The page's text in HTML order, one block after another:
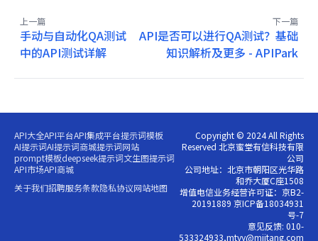
上一篇
手动与自动化QA测试
中的API测试详解
下一篇
API是否可以进行QA测试？基础
知识解析及更多 - APIPark
API大全API平台API集成平台提示词模板
AI提示词AI提示词商城提示词网站
prompt模板deepseek提示词文生图提示词
API市场API商城
关于我们招聘服务条款隐私协议网站地图
Copyright © 2024 All Rights
Reserved 北京蜜堂有信科技有限
公司
公司地址：北京市朝阳区光华路
和乔大厦C座1508
增值电信业务经营许可证：京B2-
20191889 京ICP备18034931
号-7
意见反馈: 010-
533324933,mtyy@miitang.com